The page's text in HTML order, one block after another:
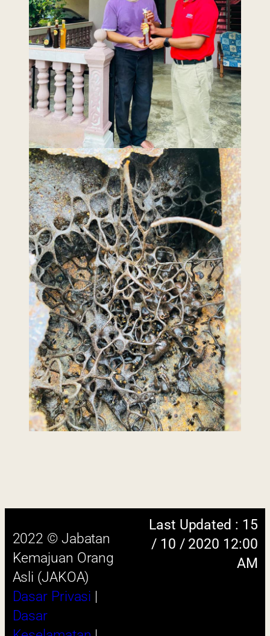
2022 © Jabatan
Kemajuan Orang
Asli (JAKOA)
Dasar Privasi|
Dasar
Keselamatan|
Penafian|Peta
Last Updated : 15
/ 10 / 2020 12:00
AM
browser versi terkini dengan
skrin beresolusi 1280 x 1024 piksel